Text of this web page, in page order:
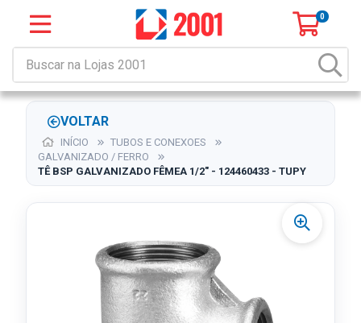
0
VOLTAR
INÍCIO
TUBOS E CONEXOES
GALVANIZADO / FERRO
TÊ BSP GALVANIZADO FÊMEA 1/2" - 124460433 - TUPY